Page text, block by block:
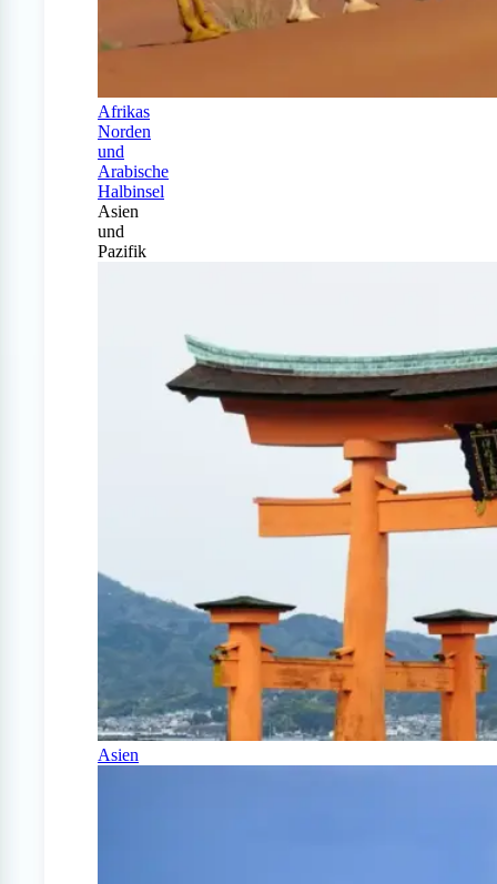
Afrikas
Norden
und
Arabische
Halbinsel
Asien
und
Pazifik
Asien